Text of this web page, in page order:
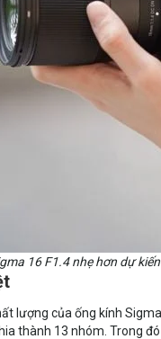
16 F1.4 nhẹ hơn dự
lượng của ống kính
thành 13 nhóm. Trong